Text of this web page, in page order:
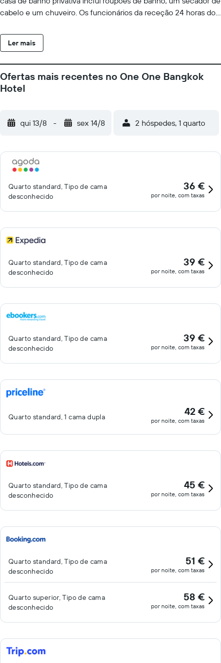
cabelo e um chuveiro. Os funcionários da receção 24 horas do
necessidades. É providenciado um serviço de limpeza diário. A
propriedade também dispõe de estacionamento privado
enquanto a estação de Skytrain mais próxima, a Estação BTS
Thong Lo, está a 1,1 km. O Aeroporto Internacional de
Ler mais
Ofertas mais recentes no One One Bangkok
Hotel
qui 13/8 - sex 14/8 2 hóspedes, 1 quarto
Quarto standard, Tipo de cama
desconhecido
36 €
por noite, com taxas
Quarto standard, Tipo de cama
desconhecido
39 €
por noite, com taxas
Quarto standard, Tipo de cama
desconhecido
39 €
por noite, com taxas
Quarto standard, 1 cama dupla 42 €
por noite, com taxas
Quarto standard, Tipo de cama
desconhecido
45 €
por noite, com taxas
Quarto standard, Tipo de cama
desconhecido
51 €
por noite, com taxas
Quarto superior, Tipo de cama
desconhecido
58 €
por noite, com taxas